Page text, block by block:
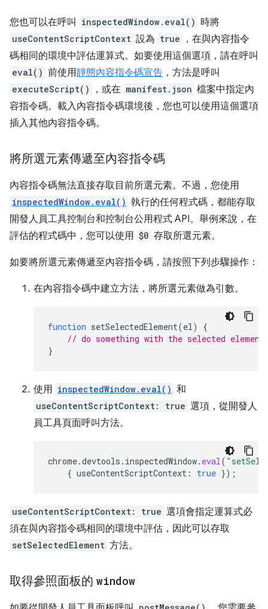
您也可以在呼叫 inspectedWindow.eval() 時將
useContentScriptContext 設為 true
，在與內容指令
碼相同的環境中評估運算式。如要使用這個選項，請在呼叫
eval() 前使用靜態內容指令碼宣告 ，方法是呼叫
executeScript() ，或在 manifest.json 檔案中指定內
容指令碼。載入內容指令碼環境後，您也可以使用這個選項
插入其他內容指令碼。
將所選元素傳遞至內容指令碼
內容指令碼無法直接存取目前所選元素。不過，您使用
inspectedWindow.eval() 執行的任何程式碼，都能存取
開發人員工具控制台和控制台公用程式 API。舉例來說，在
評估的程式碼中，您可以使用 $0 存取所選元素。
如要將所選元素傳遞至內容指令碼，請按照下列步驟操作：
在內容指令碼中建立方法，將所選元素做為引數。
function setSelectedElement(el)
{
// do something with the selected element
}
使用 inspectedWindow.eval() 和
useContentScriptContext: true 選項，從開發人
員工具頁面呼叫方法。
chrome.devtools . inspectedWindow. eval(
{ useContentScriptContext : true });
useContentScriptContext: true 選項會指定運算式必
須在與內容指令碼相同的環境中評估，因此可以存取
setSelectedElement 方法。
取得參照面板的 window